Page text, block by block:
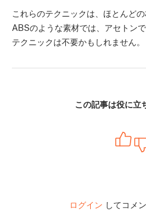
これらのテクニックは、ほとんど
ABSのような素材では、アセトン
テクニックは不要かもしれません。
この記事は役に立
ログイン してコメ